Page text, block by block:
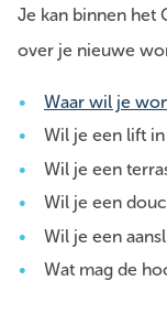
Je kan binnen het
over je nieuwe
Waar wil je
Wil je een lift
Wil je een
Wil je een
Wil je een
Wat mag de